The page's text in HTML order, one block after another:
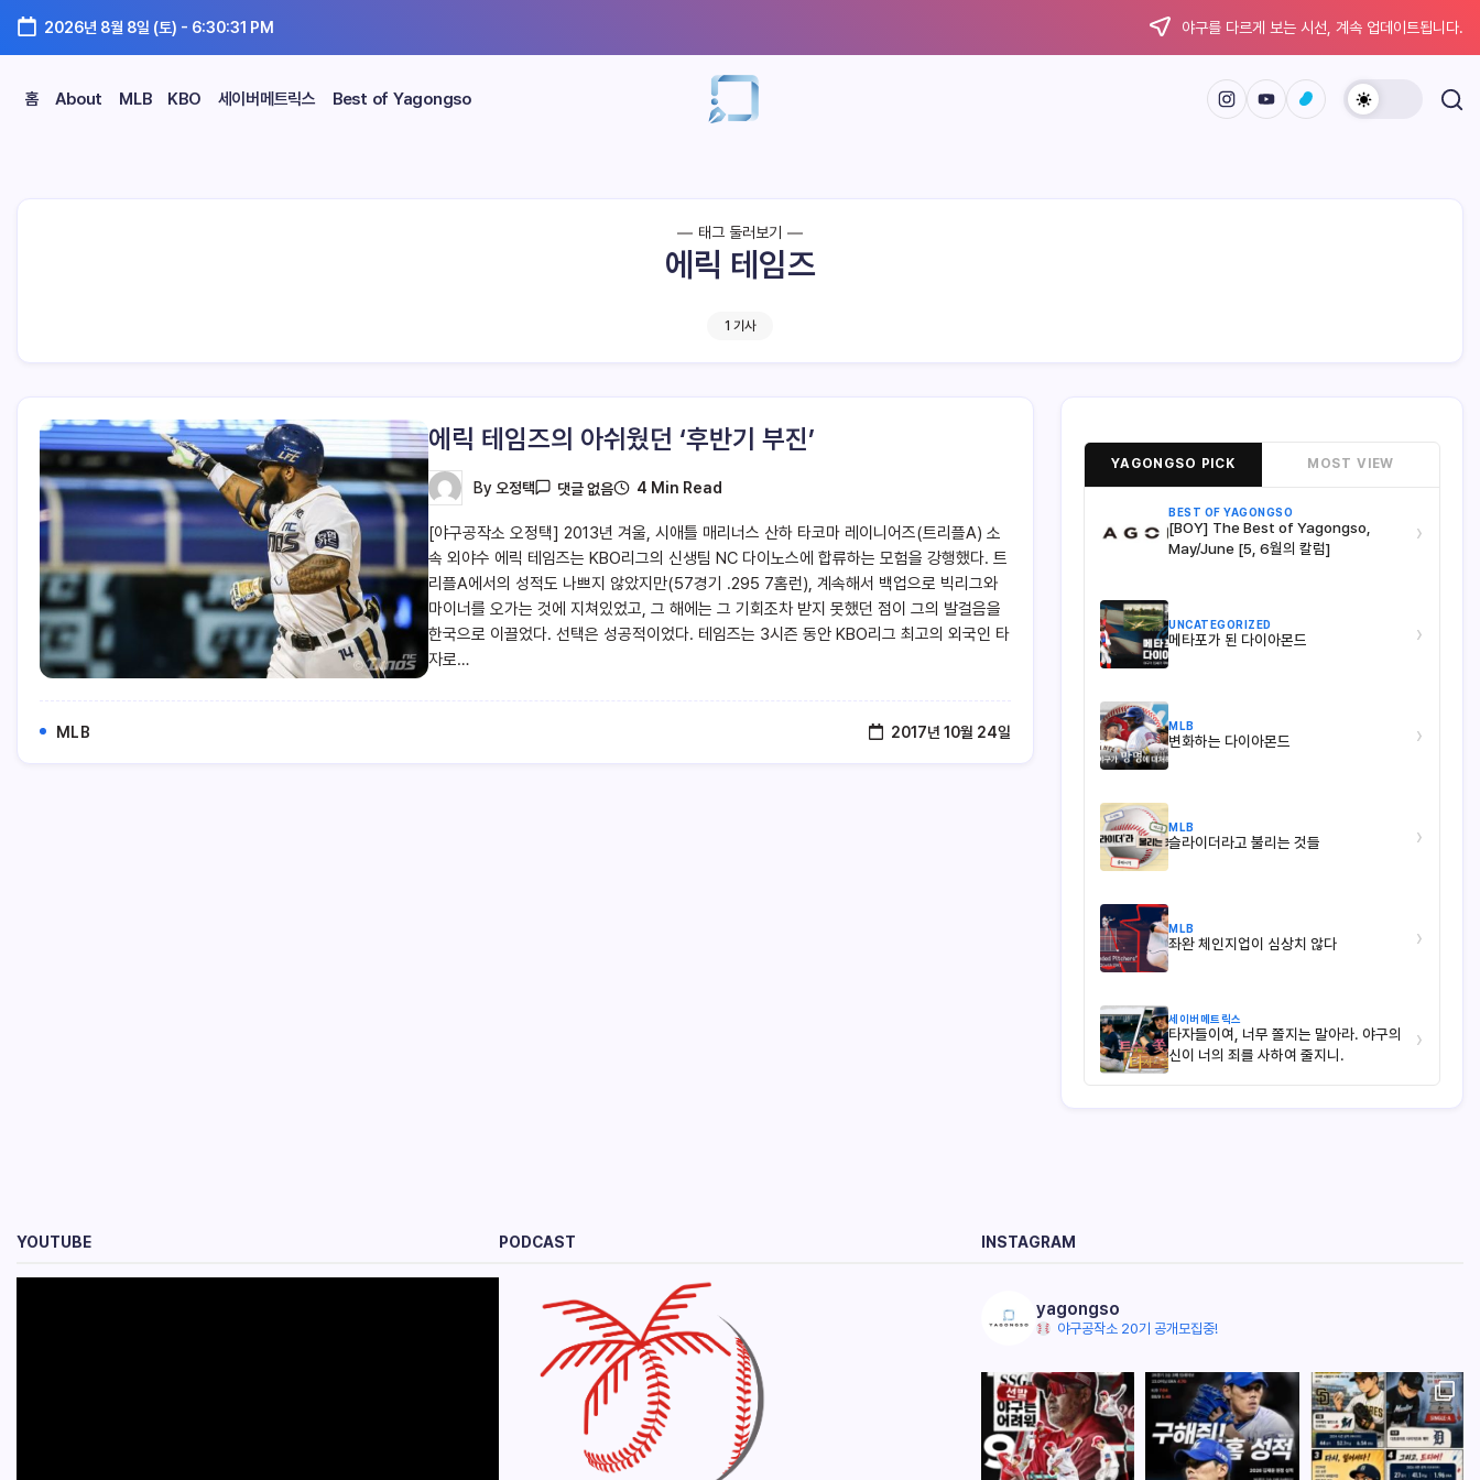
2026년 8월 8일 (토) - 6:30:32 PM 야구를 다르게 보는 시선, 계속 업데이트됩니다.
홈 About MLB KBO 세이버메트릭스 Best of Yagongso
태그 둘러보기
에릭 테임즈
1 기사
에릭 테임즈의 아쉬웠던 ‘후반기 부진’
By 오정택 댓글 없음 4 Min Read
[야구공작소 오정택] 2013년 겨울, 시애틀 매리너스 산하 타코마 레이니어즈(트리플A) 소
속 외야수 에릭 테임즈는 KBO리그의 신생팀 NC 다이노스에 합류하는 모험을 강행했다. 트
리플A에서의 성적도 나쁘지 않았지만(57경기 .295 7홈런), 계속해서 백업으로 빅리그와
마이너를 오가는 것에 지쳐있었고, 그 해에는 그 기회조차 받지 못했던 점이 그의 발걸음을
한국으로 이끌었다. 선택은 성공적이었다. 테임즈는 3시즌 동안 KBO리그 최고의 외국인 타
자로…
MLB 2017년 10월 24일
YAGONGSO PICK MOST VIEW
BEST OF YAGONGSO
[BOY] The Best of Yagongso,
May/June [5, 6월의 칼럼]
›
UNCATEGORIZED
메타포가 된 다이아몬드 ›
MLB
변화하는 다이아몬드 ›
MLB
슬라이더라고 불리는 것들 ›
MLB
좌완 체인지업이 심상치 않다 ›
세이버메트릭스
타자들이여, 너무 쫄지는 말아라. 야구의
신이 너의 죄를 사하여 줄지니.
›
YOUTUBE PODCAST INSTAGRAM
yagongso
야구공작소 20기 공개모집중!